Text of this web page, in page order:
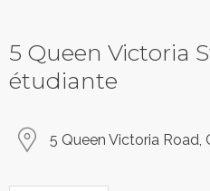
5 Queen Victoria
étudiante
5 Queen Victoria Road,